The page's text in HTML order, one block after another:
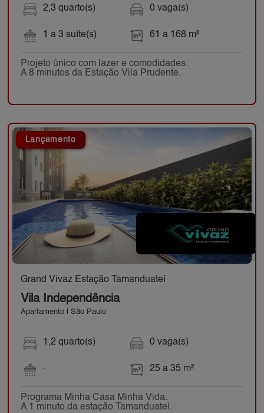
2,3 quarto(s)
1 a 3 suíte(s)
0 vaga(s)
61 a 168 m²
Projeto único com lazer e comodidades.
A 8 minutos da Estação Vila Prudente.
Lançamento
Grand Vivaz Estação Tamanduateí
Vila Independência
Apartamento | São Paulo
1,2 quarto(s)
-
0 vaga(s)
25 a 35 m²
Programa Minha Casa Minha Vida.
A 1 minuto da estação Tamanduateí.